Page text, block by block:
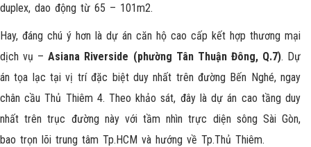
duplex, dao động từ 65 – 101m2.
Hay, đáng chú ý hơn là dự án căn hộ cao cấp kết hợp thương mại
dịch vụ –Asiana Riverside (phường Tân Thuận Đông, Q.7). Dự
án tọa lạc tại vị trí đặc biệt duy nhất trên đường Bến Nghé, ngay
chân cầu Thủ Thiêm 4. Theo khảo sát, đây là dự án cao tầng duy
nhất trên trục đường này với tầm nhìn trực diện sông Sài Gòn,
bao trọn lõi trung tâm Tp.HCM và hướng về Tp.Thủ Thiêm.